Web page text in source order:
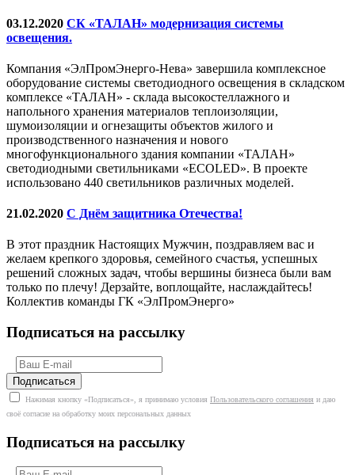
03.12.2020 СК «ТАЛАН» модернизация системы
освещения.
Компания «ЭлПромЭнерго-Нева» завершила комплексное
оборудование системы светодиодного освещения в складском
комплексе «ТАЛАН» - склада высокостеллажного и
напольного хранения материалов теплоизоляции,
шумоизоляции и огнезащиты объектов жилого и
производственного назначения и нового
многофункционального здания компании «ТАЛАН»
светодиодными светильниками «ECOLED». В проекте
использовано 440 светильников различных моделей.
21.02.2020 С Днём защитника Отечества!
В этот праздник Настоящих Мужчин, поздравляем вас и
желаем крепкого здоровья, семейного счастья, успешных
решений сложных задач, чтобы вершины бизнеса были вам
только по плечу! Дерзайте, воплощайте, наслаждайтесь!
Коллектив команды ГК «ЭлПромЭнерго»
Подписаться на рассылку
Нажимая кнопку «Подписаться», я принимаю условия Пользовательского соглашения и даю
своё согласие на обработку моих персональных данных
Подписаться на рассылку